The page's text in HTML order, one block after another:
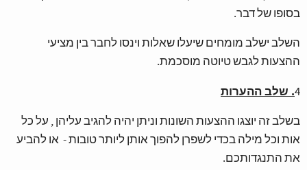
בסופו של דבר.
השלב ישלב מומחים שיעלו שאלות וינסו לחבר בין מציעי
ההצעות לגבש טיוטה מוסכמת.
4. שלב ההערות
בשלב זה יוצגו ההצעות השונות וניתן יהיה להגיב עליהן , על כל
אות וכל מילה בכדי לשפרן להפוך אותן ליותר טובות - או להביע
את התנגדותכם.